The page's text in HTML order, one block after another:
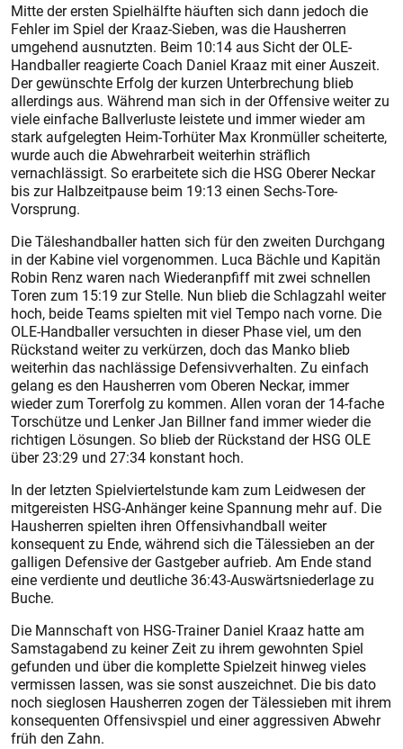
Mitte der ersten Spielhälfte häuften sich dann jedoch die
Fehler im Spiel der Kraaz-Sieben, was die Hausherren
umgehend ausnutzten. Beim 10:14 aus Sicht der OLE-
Handballer reagierte Coach Daniel Kraaz mit einer Auszeit.
Der gewünschte Erfolg der kurzen Unterbrechung blieb
allerdings aus. Während man sich in der Offensive weiter zu
viele einfache Ballverluste leistete und immer wieder am
stark aufgelegten Heim-Torhüter Max Kronmüller scheiterte,
wurde auch die Abwehrarbeit weiterhin sträflich
vernachlässigt. So erarbeitete sich die HSG Oberer Neckar
bis zur Halbzeitpause beim 19:13 einen Sechs-Tore-
Vorsprung.
Die Täleshandballer hatten sich für den zweiten Durchgang
in der Kabine viel vorgenommen. Luca Bächle und Kapitän
Robin Renz waren nach Wiederanpfiff mit zwei schnellen
Toren zum 15:19 zur Stelle. Nun blieb die Schlagzahl weiter
hoch, beide Teams spielten mit viel Tempo nach vorne. Die
OLE-Handballer versuchten in dieser Phase viel, um den
Rückstand weiter zu verkürzen, doch das Manko blieb
weiterhin das nachlässige Defensivverhalten. Zu einfach
gelang es den Hausherren vom Oberen Neckar, immer
wieder zum Torerfolg zu kommen. Allen voran der 14-fache
Torschütze und Lenker Jan Billner fand immer wieder die
richtigen Lösungen. So blieb der Rückstand der HSG OLE
über 23:29 und 27:34 konstant hoch.
In der letzten Spielviertelstunde kam zum Leidwesen der
mitgereisten HSG-Anhänger keine Spannung mehr auf. Die
Hausherren spielten ihren Offensivhandball weiter
konsequent zu Ende, während sich die Tälessieben an der
galligen Defensive der Gastgeber aufrieb. Am Ende stand
eine verdiente und deutliche 36:43-Auswärtsniederlage zu
Buche.
Die Mannschaft von HSG-Trainer Daniel Kraaz hatte am
Samstagabend zu keiner Zeit zu ihrem gewohnten Spiel
gefunden und über die komplette Spielzeit hinweg vieles
vermissen lassen, was sie sonst auszeichnet. Die bis dato
noch sieglosen Hausherren zogen der Tälessieben mit ihrem
konsequenten Offensivspiel und einer aggressiven Abwehr
früh den Zahn.